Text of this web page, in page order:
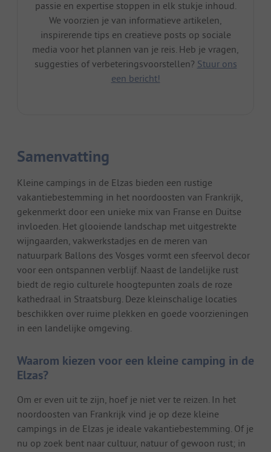
passie en expertise stoppen in elk stukje inhoud.
We voorzien je van informatieve artikelen,
inspirerende tips en creatieve posts op sociale
media voor het plannen van je reis. Heb je vragen,
suggesties of verbeteringsvoorstellen? Stuur ons
een bericht!
Samenvatting
Kleine campings in de Elzas bieden een rustige
vakantiebestemming in het noordoosten van Frankrijk,
gekenmerkt door een unieke mix van Franse en Duitse
invloeden. Het glooiende landschap met uitgestrekte
wijngaarden, vakwerkstadjes en de meren van
natuurpark Ballons des Vosges vormt een sfeervol decor
voor een ontspannen verblijf. Naast de landelijke rust
biedt de regio culturele hoogtepunten zoals de roze
kathedraal in Straatsburg. Deze kleinschalige locaties
beschikken over ruime plekken en goede voorzieningen
in een landelijke omgeving.
Waarom kiezen voor een kleine camping in de
Elzas?
Om er even uit te zijn, hoef je niet ver te reizen. In het
noordoosten van Frankrijk vind je op deze kleine
campings in de Elzas je ideale vakantiebestemming. Of je
nu op zoek bent naar cultuur, natuur of gewoon rust; in